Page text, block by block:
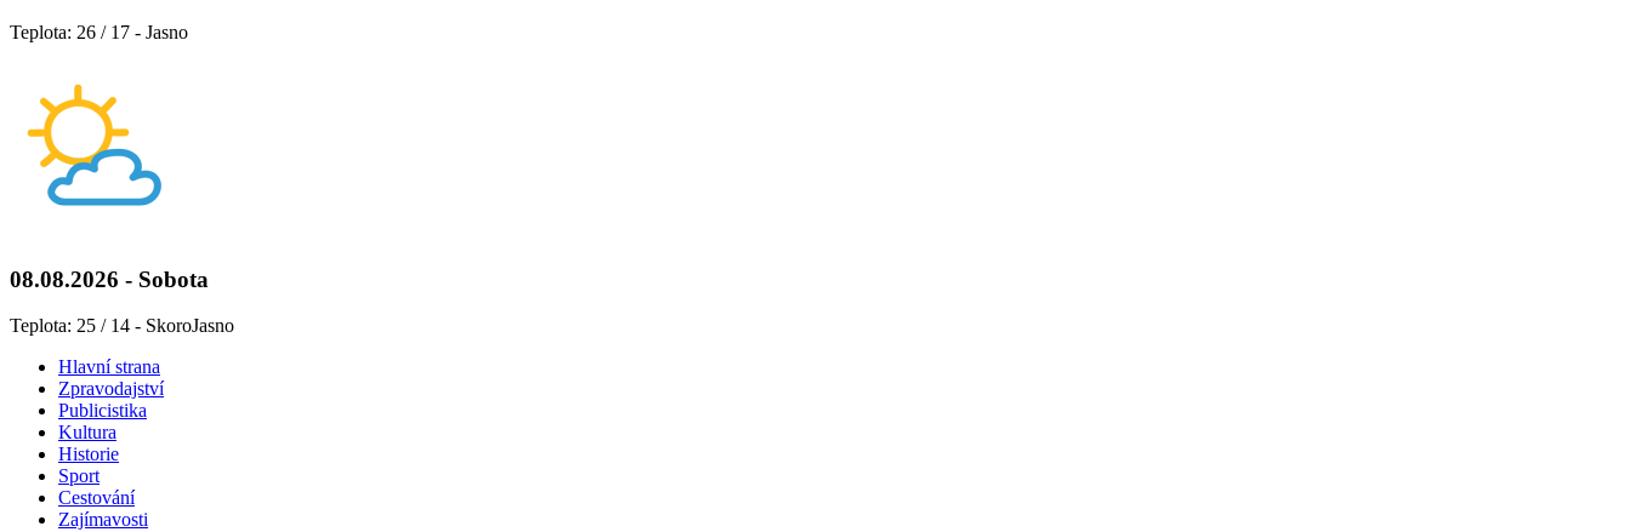
Teplota: 26 / 17 - Jasno
08.08.2026 - Sobota
Teplota: 25 / 14 - SkoroJasno
Hlavní strana
Zpravodajství
Publicistika
Kultura
Historie
Sport
Cestování
Zajímavosti